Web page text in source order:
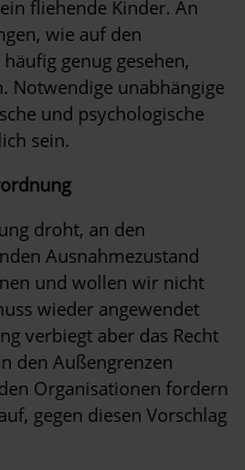
fliehende Kinder. An
wie auf den
genug gesehen,
Notwendige unabhängige
und psychologische
sein.
droht, an den
Ausnahmezustand
und wollen wir nicht
wieder angewendet
verbiegt aber das Recht
den Außengrenzen
Organisationen fordern
gegen diesen Vorschlag